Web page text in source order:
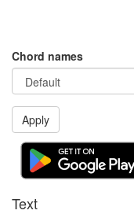
Chord names
Apply
Text